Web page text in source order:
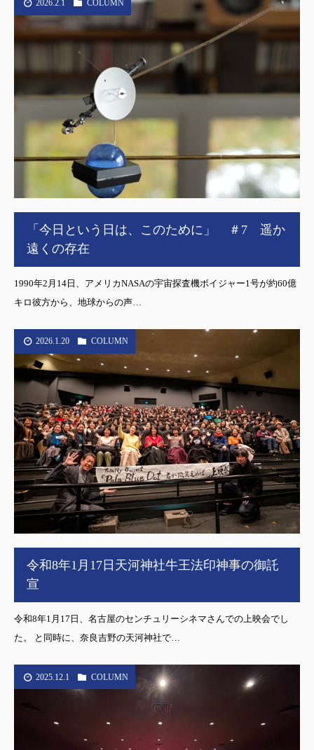
2026.2.1 COLUMN
「今日という日は、このために」 ＃7 遥か
遠くの存在
1990年2月14日、アメリカNASAの宇宙探査機ボイジャー1号が約60億
キロ彼方から、地球からの声…
2026.1.20 COLUMN
令和8年1月17日天河神社牛王法印神事の御託
宣
令和8年1月17日、名古屋のセンチュリーシネマさんでの上映会でし
た。 と同時に、奈良吉野の天河神社で…
2025.12.1 COLUMN